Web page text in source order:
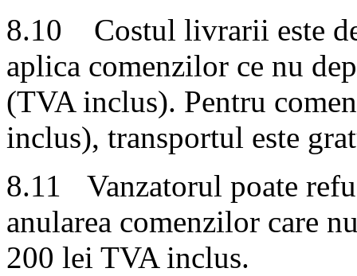
8.10 Costul livrarii este
aplica comenzilor ce nu
(TVA inclus). Pentru
inclus), transportul este
8.11
Vanzatorul poate
anularea comenzilor care
200 lei TVA inclus.